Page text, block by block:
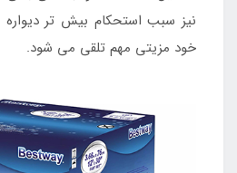
نیز سبب استحکام بیش تر
خود مزیتی مهم تلقی می شود.